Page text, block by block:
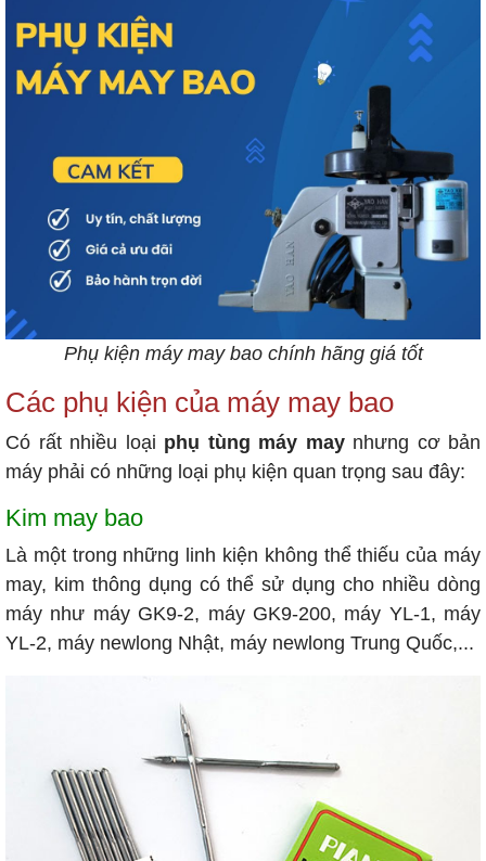
Phụ kiện máy may bao chính hãng giá tốt
Các phụ kiện của máy may bao
Có rất nhiều loại phụ tùng máy maynhưng cơ bản
máy phải có những loại phụ kiện quan trọng sau đây:
Kim may bao
Là một trong những linh kiện không thể thiếu của máy
may, kim thông dụng có thể sử dụng cho nhiều dòng
máy như máy GK9-2, máy GK9-200, máy YL-1, máy
YL-2, máy newlong Nhật, máy newlong Trung Quốc,...